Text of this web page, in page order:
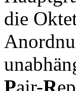
die